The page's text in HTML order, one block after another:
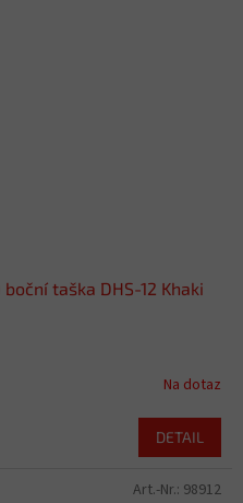
boční taška DHS-12 Khaki
Na dotaz
DETAIL
Art.-Nr.: 98912